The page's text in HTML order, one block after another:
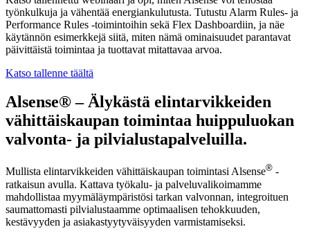
työnkulkuja ja vähentää energiankulutusta. Tutustu Alarm Rules‑ ja
Performance Rules ‑toimintoihin sekä Flex Dashboardiin, ja näe
käytännön esimerkkejä siitä, miten nämä ominaisuudet parantavat
päivittäistä toimintaa ja tuottavat mitattavaa arvoa.
Katso tallenne täältä
Alsense® – Älykästä elintarvikkeiden
vähittäiskaupan toimintaa huippuluokan
valvonta- ja pilvialustapalveluilla.
Mullista elintarvikkeiden vähittäiskaupan toimintasi Alsense® -
ratkaisun avulla. Kattava työkalu- ja palveluvalikoimamme
mahdollistaa myymäläympäristösi tarkan valvonnan, integroituen
saumattomasti pilvialustaamme optimaalisen tehokkuuden,
kestävyyden ja asiakastyytyväisyyden varmistamiseksi.